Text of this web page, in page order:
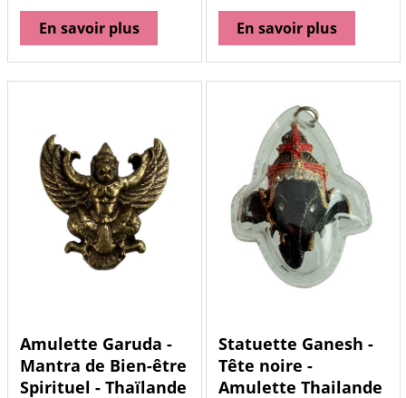
En savoir plus En savoir plus
Amulette Garuda -
Mantra de Bien-être
Spirituel - Thaïlande
Statuette Ganesh -
Tête noire -
Amulette Thailande